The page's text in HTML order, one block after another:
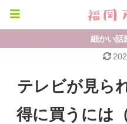
細かい話
テレビが見ら
得に買うには